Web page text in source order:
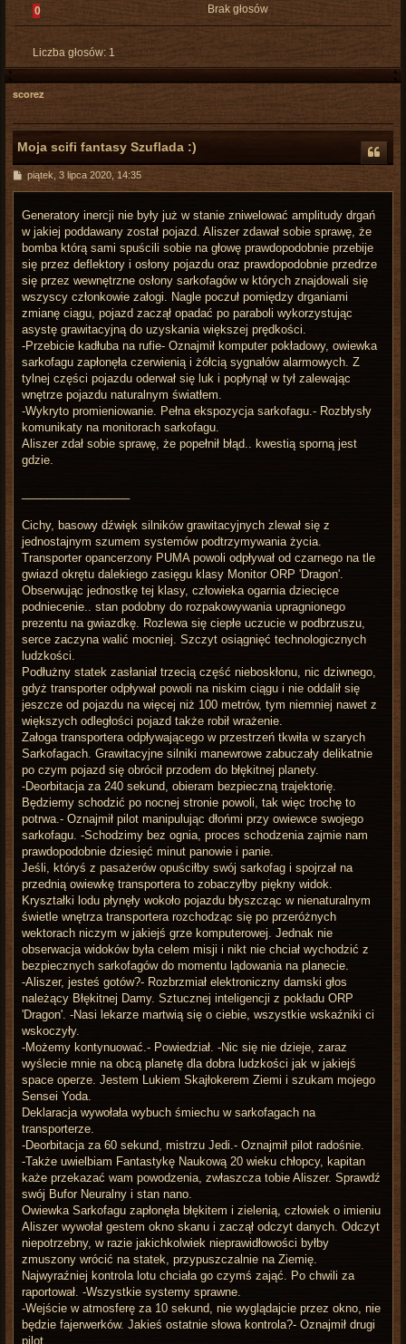
0
Brak głosów
Liczba głosów: 1
scorez
Moja scifi fantasy Szuflada :)
P
t
piątek, 3 lipca 2020, 14:35
Generatory inercji nie były już w stanie zniwelować amplitudy drgań
w jakiej poddawany został pojazd. Aliszer zdawał sobie sprawę, że
bomba którą sami spuścili sobie na głowę prawdopodobnie przebije
się przez deflektory i osłony pojazdu oraz prawdopodobnie przedrze
się przez wewnętrzne osłony sarkofagów w których znajdowali się
wszyscy członkowie załogi. Nagle poczuł pomiędzy drganiami
zmianę ciągu, pojazd zaczął opadać po paraboli wykorzystując
asystę grawitacyjną do uzyskania większej prędkości.
-Przebicie kadłuba na rufie- Oznajmił komputer pokładowy, owiewka
sarkofagu zapłonęła czerwienią i żółcią sygnałów alarmowych. Z
tylnej części pojazdu oderwał się luk i popłynął w tył zalewając
wnętrze pojazdu naturalnym światłem.
-Wykryto promieniowanie. Pełna ekspozycja sarkofagu.- Rozbłysły
komunikaty na monitorach sarkofagu.
Aliszer zdał sobie sprawę, że popełnił błąd.. kwestią sporną jest
gdzie.
Cichy, basowy dźwięk silników grawitacyjnych zlewał się z
jednostajnym szumem systemów podtrzymywania życia.
Transporter opancerzony PUMA powoli odpływał od czarnego na tle
gwiazd okrętu dalekiego zasięgu klasy Monitor ORP 'Dragon'.
Obserwując jednostkę tej klasy, człowieka ogarnia dziecięce
podniecenie.. stan podobny do rozpakowywania upragnionego
prezentu na gwiazdkę. Rozlewa się ciepłe uczucie w podbrzuszu,
serce zaczyna walić mocniej. Szczyt osiągnięć technologicznych
ludzkości.
Podłużny statek zasłaniał trzecią część nieboskłonu, nic dziwnego,
gdyż transporter odpływał powoli na niskim ciągu i nie oddalił się
jeszcze od pojazdu na więcej niż 100 metrów, tym niemniej nawet z
większych odległości pojazd także robił wrażenie.
Załoga transportera odpływającego w przestrzeń tkwiła w szarych
Sarkofagach. Grawitacyjne silniki manewrowe zabuczały delikatnie
po czym pojazd się obrócił przodem do błękitnej planety.
-Deorbitacja za 240 sekund, obieram bezpieczną trajektorię.
Będziemy schodzić po nocnej stronie powoli, tak więc trochę to
potrwa.- Oznajmił pilot manipulując dłońmi przy owiewce swojego
sarkofagu. -Schodzimy bez ognia, proces schodzenia zajmie nam
prawdopodobnie dziesięć minut panowie i panie.
Jeśli, któryś z pasażerów opuściłby swój sarkofag i spojrzał na
przednią owiewkę transportera to zobaczyłby piękny widok.
Kryształki lodu płynęły wokoło pojazdu błyszcząc w nienaturalnym
świetle wnętrza transportera rozchodząc się po przeróżnych
wektorach niczym w jakiejś grze komputerowej. Jednak nie
obserwacja widoków była celem misji i nikt nie chciał wychodzić z
bezpiecznych sarkofagów do momentu lądowania na planecie.
-Aliszer, jesteś gotów?- Rozbrzmiał elektroniczny damski głos
należący Błękitnej Damy. Sztucznej inteligencji z pokładu ORP
'Dragon'. -Nasi lekarze martwią się o ciebie, wszystkie wskaźniki ci
wskoczyły.
-Możemy kontynuować.- Powiedział. -Nic się nie dzieje, zaraz
wyślecie mnie na obcą planetę dla dobra ludzkości jak w jakiejś
space operze. Jestem Lukiem Skajłokerem Ziemi i szukam mojego
Sensei Yoda.
Deklaracja wywołała wybuch śmiechu w sarkofagach na
transporterze.
-Deorbitacja za 60 sekund, mistrzu Jedi.- Oznajmił pilot radośnie.
-Także uwielbiam Fantastykę Naukową 20 wieku chłopcy, kapitan
każe przekazać wam powodzenia, zwłaszcza tobie Aliszer. Sprawdź
swój Bufor Neuralny i stan nano.
Owiewka Sarkofagu zapłonęła błękitem i zielenią, człowiek o imieniu
Aliszer wywołał gestem okno skanu i zaczął odczyt danych. Odczyt
niepotrzebny, w razie jakichkolwiek nieprawidłowości byłby
zmuszony wrócić na statek, przypuszczalnie na Ziemię.
Najwyraźniej kontrola lotu chciała go czymś zająć. Po chwili za
raportował. -Wszystkie systemy sprawne.
-Wejście w atmosferę za 10 sekund, nie wyglądajcie przez okno, nie
będzie fajerwerków. Jakieś ostatnie słowa kontrola?- Oznajmił drugi
pilot.